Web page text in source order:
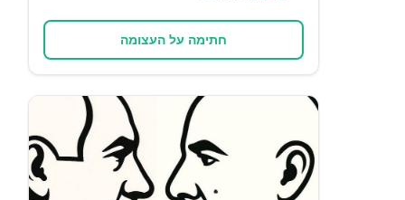
חתימה על העצומה